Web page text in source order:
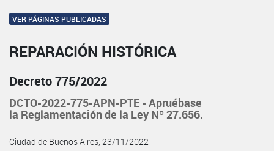
VER PÁGINAS PUBLICADAS
REPARACIÓN HISTÓRICA
Decreto 775/2022
DCTO-2022-775-APN-PTE - Apruébase
la Reglamentación de la Ley Nº 27.656.
Ciudad de Buenos Aires, 23/11/2022